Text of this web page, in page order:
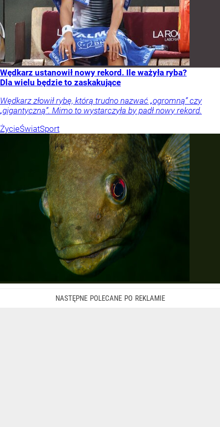
Wędkarz ustanowił nowy rekord. Ile ważyła ryba?
Dla wielu będzie to zaskakujące
Wędkarz złowił rybę, którą trudno nazwać „ogromną” czy
„gigantyczną”. Mimo to wystarczyła by padł nowy rekord.
ŻycieŚwiatSport